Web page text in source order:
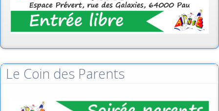
Le Coin des Parents